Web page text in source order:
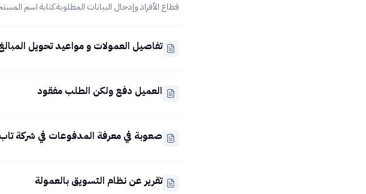
قطاع الأفراد وإدخال البيانات المطلوبة.كتابة اسم
وطني كما يلي : 1- خيار إدا
​تفاصيل العمولات و مواعيد تحويل
العميل دفع ولكن الطلب مفقود
صعوبة في معرفة المدفوعات في شركة تاب
تقرير عن نظام التسويق بالعمولة